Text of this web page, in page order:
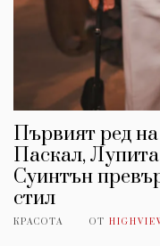
Първият ред
Паскал,
Суинтън
стил
КРАСОТА ОТ